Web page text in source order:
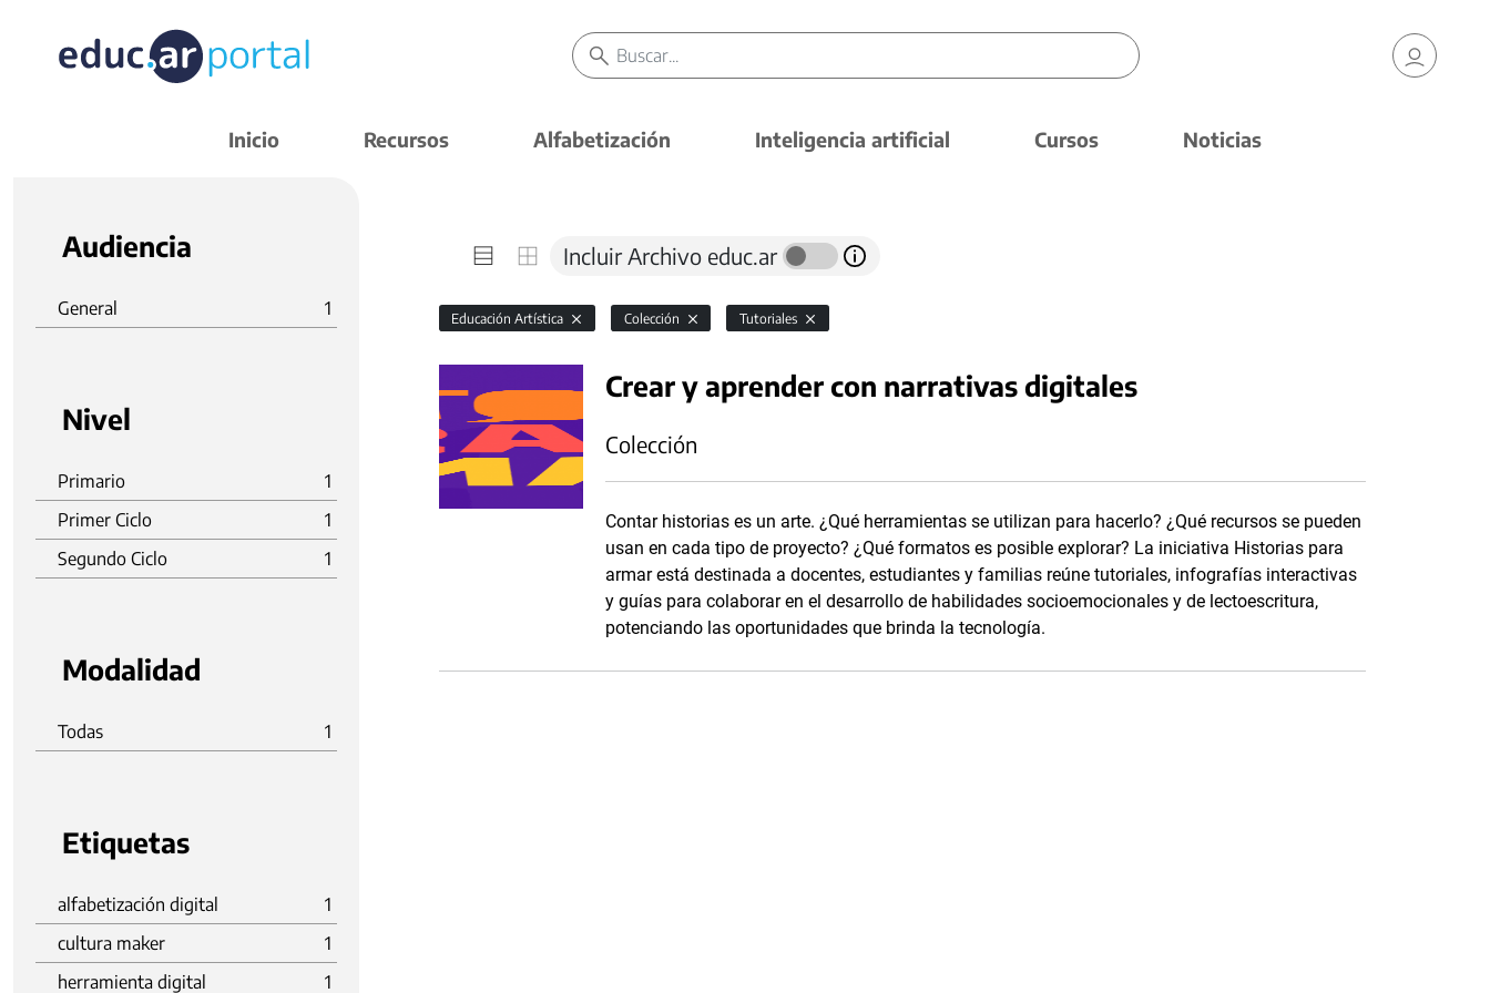
Inicio Recursos Alfabetización Inteligencia artificial Cursos Noticias
Audiencia
General 1
Nivel
Primario
1
Primer Ciclo
1
Segundo Ciclo
1
Modalidad
Todas 1
Etiquetas
alfabetización digital
1
cultura maker
1
herramienta digital
1
Incluir Archivo educ.ar
Educación Artística Colección Tutoriales
Crear y aprender con narrativas digitales
Colección
Contar historias es un arte. ¿Qué herramientas se utilizan para hacerlo? ¿Qué recursos se pueden
usan en cada tipo de proyecto? ¿Qué formatos es posible explorar? La iniciativa Historias para
armar está destinada a docentes, estudiantes y familias reúne tutoriales, infografías interactivas
y guías para colaborar en el desarrollo de habilidades socioemocionales y de lectoescritura,
potenciando las oportunidades que brinda la tecnología.